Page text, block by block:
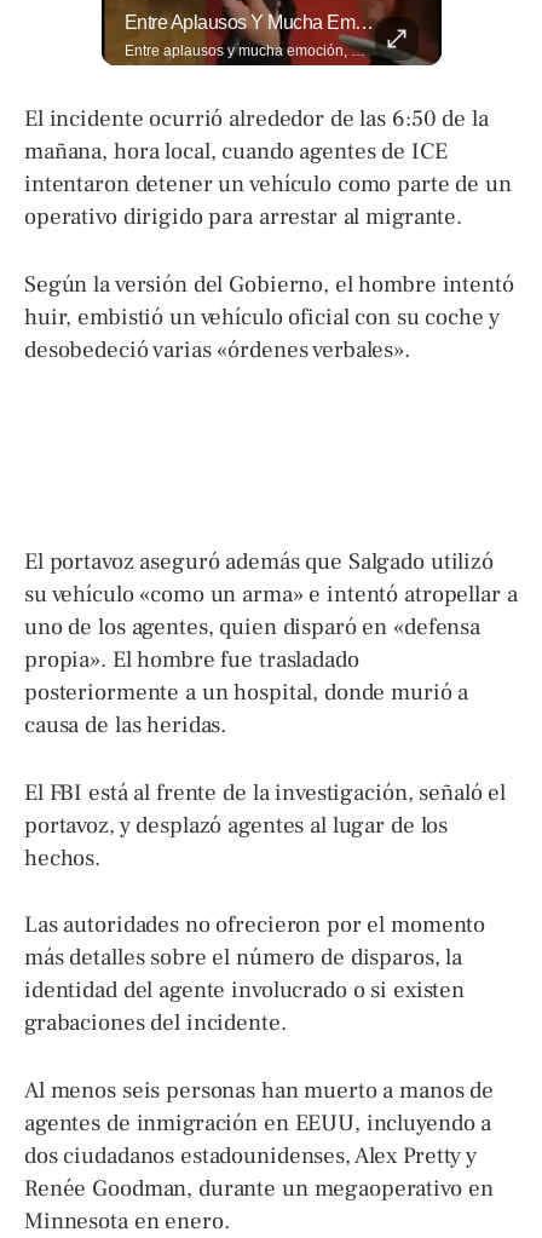
Entre Aplausos Y Mucha Emoción, Marito Rivera Llegó A La Celebración De Sus “55 Años De Gala”, Una Noche Especial Para Recordar Su Trayectoria Y...
Entre aplausos y mucha emoción, Marito Rivera llegó a la celebración de sus “55 años de Gala”, una noche especial para recordar su trayectoria y los éxitos que han marcado generaciones. Así fue el recibimiento del ícono de la música tropical salvadoreña. Lee más ➡️ eldiariodehoy.com
El incidente ocurrió alrededor de las 6:50 de la
mañana, hora local, cuando agentes de ICE
intentaron detener un vehículo como parte de un
operativo dirigido para arrestar al migrante.
Según la versión del Gobierno, el hombre intentó
huir, embistió un vehículo oficial con su coche y
desobedeció varias «órdenes verbales».
El portavoz aseguró además que Salgado utilizó
su vehículo «como un arma» e intentó atropellar a
uno de los agentes, quien disparó en «defensa
propia». El hombre fue trasladado
posteriormente a un hospital, donde murió a
causa de las heridas.
El FBI está al frente de la investigación, señaló el
portavoz, y desplazó agentes al lugar de los
hechos.
Las autoridades no ofrecieron por el momento
más detalles sobre el número de disparos, la
identidad del agente involucrado o si existen
grabaciones del incidente.
Al menos seis personas han muerto a manos de
agentes de inmigración en EEUU, incluyendo a
dos ciudadanos estadounidenses, Alex Pretty y
Renée Goodman, durante un megaoperativo en
Minnesota en enero.